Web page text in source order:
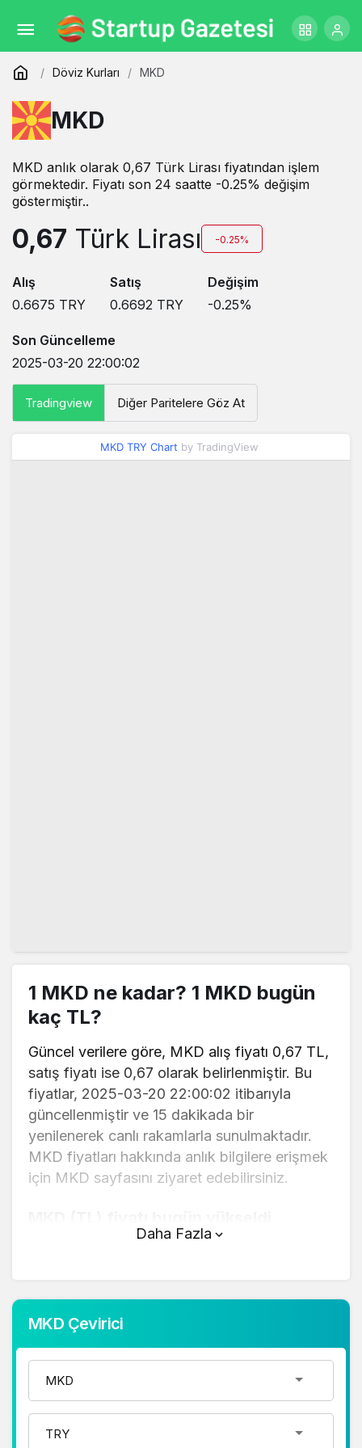
Döviz Kurları MKD
MKD
MKD anlık olarak 0,67 Türk Lirası fiyatından işlem
görmektedir. Fiyatı son 24 saatte -0.25% değişim
göstermiştir..
0,67 Türk Lirası -0.25%
Alış
0.6675 TRY
Satış
0.6692 TRY
Değişim
-0.25%
Son Güncelleme
2025-03-20 22:00:02
Tradingview Diğer Paritelere Göz At
MKD TRY Chart by TradingView
1 MKD ne kadar? 1 MKD bugün
kaç TL?
Güncel verilere göre, MKD alış fiyatı 0,67 TL,
satış fiyatı ise 0,67 olarak belirlenmiştir. Bu
fiyatlar, 2025-03-20 22:00:02 itibarıyla
güncellenmiştir ve 15 dakikada bir
yenilenerek canlı rakamlarla sunulmaktadır.
MKD fiyatları hakkında anlık bilgilere erişmek
için MKD sayfasını ziyaret edebilirsiniz.
değişim göstermiştir..
üstünde yer alan çevirici aracını kullanarak
mevcut fiyatlar üzerinden hızlı ve kolay bir
şekilde çevirme işlemlerinizi
gerçekleştirebilirsiniz. MKD fiyatları hakkında
Daha Fazla
MKD Çevirici